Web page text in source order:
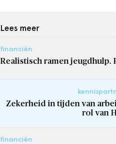
Lees meer
financiën
Realistisch ramen jeugdhulp.
Zekerheid in tijden van
rol van
financiën